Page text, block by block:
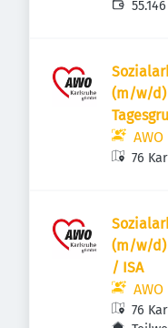
(m/w/d)
76
(m/w/d)
/ ISA
76